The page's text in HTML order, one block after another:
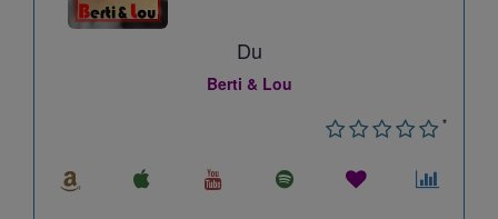
Du
Berti & Lou
*